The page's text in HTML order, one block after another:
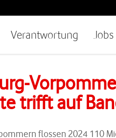
Verantwortung Jobs